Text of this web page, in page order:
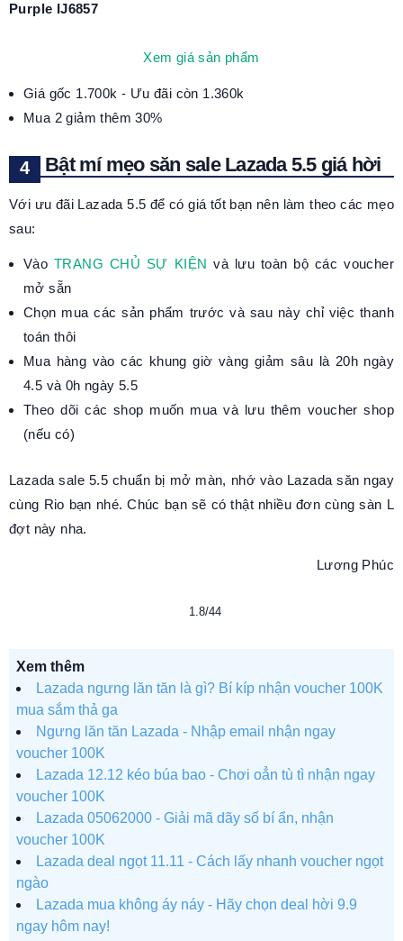
Purple IJ6857
Xem giá sản phẩm
Giá gốc 1.700k - Ưu đãi còn 1.360k
Mua 2 giảm thêm 30%
Bật mí mẹo săn sale Lazada 5.5 giá hời
Với ưu đãi Lazada 5.5 để có giá tốt bạn nên làm theo các mẹo
sau:
VàoTRANG CHỦ SỰ KIỆN và lưu toàn bộ các voucher
mở sẵn
Chọn mua các sản phẩm trước và sau này chỉ việc thanh
toán thôi
Mua hàng vào các khung giờ vàng giảm sâu là 20h ngày
4.5 và 0h ngày 5.5
Theo dõi các shop muốn mua và lưu thêm voucher shop
(nếu có)
Lazada sale 5.5 chuẩn bị mở màn, nhớ vào Lazada săn ngay
cùng Rio bạn nhé. Chúc bạn sẽ có thật nhiều đơn cùng sàn L
đợt này nha.
Lương Phúc
1.8/44
Xem thêm
Lazada ngưng lăn tăn là gì? Bí kíp nhận voucher 100K
mua sắm thả ga
Ngưng lăn tăn Lazada - Nhập email nhận ngay
voucher 100K
Lazada 12.12 kéo búa bao - Chơi oẳn tù tì nhận ngay
voucher 100K
Lazada 05062000 - Giải mã dãy số bí ẩn, nhận
voucher 100K
Lazada deal ngọt 11.11 - Cách lấy nhanh voucher ngọt
ngào
Lazada mua không áy náy - Hãy chọn deal hời 9.9
ngay hôm nay!